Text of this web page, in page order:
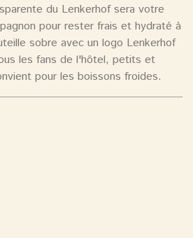
du Lenkerhof sera votre
pour rester frais et hydraté à
sobre avec un logo Lenkerhof
les fans de l'hôtel, petits et
pour les boissons froides.